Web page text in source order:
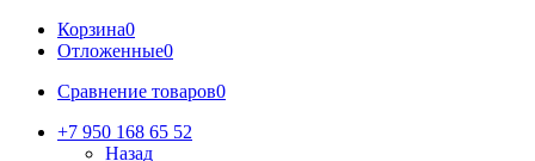
Корзина0
Отложенные0
Сравнение товаров0
+7 950 168 65 52
Назад